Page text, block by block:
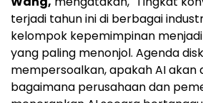
terjadi tahun ini di berbagai
kelompok kepemimpinan
yang paling menonjol. Agenda
mempersoalkan, apakah AI akan
bagaimana perusahaan dan